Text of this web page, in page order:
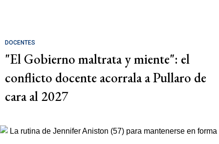
DOCENTES
"El Gobierno maltrata y miente": el
conflicto docente acorrala a Pullaro de
cara al 2027